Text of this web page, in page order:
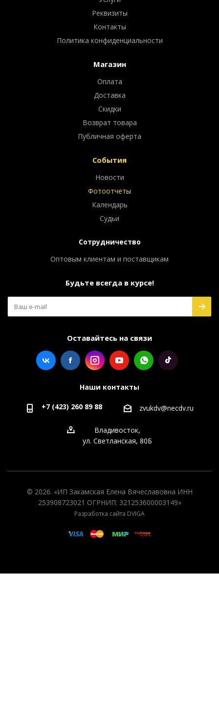
Реквизиты
Контакты
Политика конфиденциальности
Магазин
Оплата
Доставка
Скидки
Возврат товара
Публичная оферта
События
Новости
Фотоотчеты
Календарь
Судьи
Сотрудничество
Оптовым клиентам и поставщикам
Будьте всегда в курсе!
Оставайтесь на связи
Наши контакты
+7 (423) 260 89 88 zvukdv@necdv.ru
Владивосток,
ул. Светланская, 80Б
© 2026. «ИП Закамская Елена Вячеславовна ИНН
253908723021 ОГРНИП: 321253600003149»
Разработка сайта DVIGA